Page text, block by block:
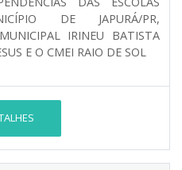
DE JAPURÁ/PR,
IRINEU BATISTA
E O CMEI RAIO DE SOL